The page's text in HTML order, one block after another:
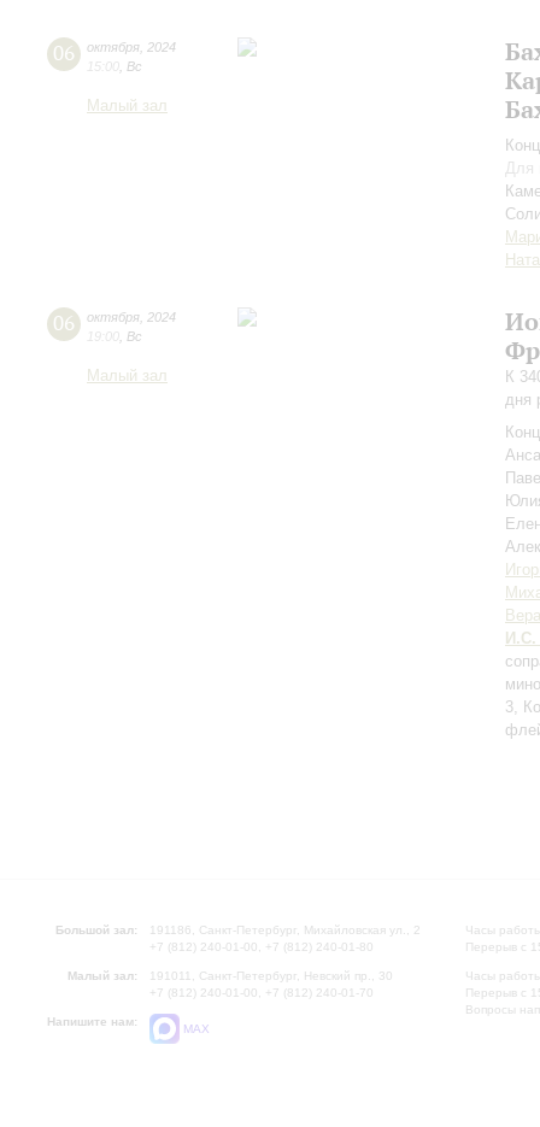
06 октября 2024
15:00 Вс
Малый зал
Для
06 октября 2024
19:00 Вс
Малый зал
К
дня
И.С.
3,
Большой зал:
191186, Санкт-Петербург, Михайловская ул., 2
+7 (812) 240-01-00, +7 (812) 240-01-80
Малый зал:
191011, Санкт-Петербург, Невский пр., 30
+7 (812) 240-01-00, +7 (812) 240-01-70
Напишите нам:
MAX
Часы
Перерыв с
Часы
Перерыв с
Вопросы